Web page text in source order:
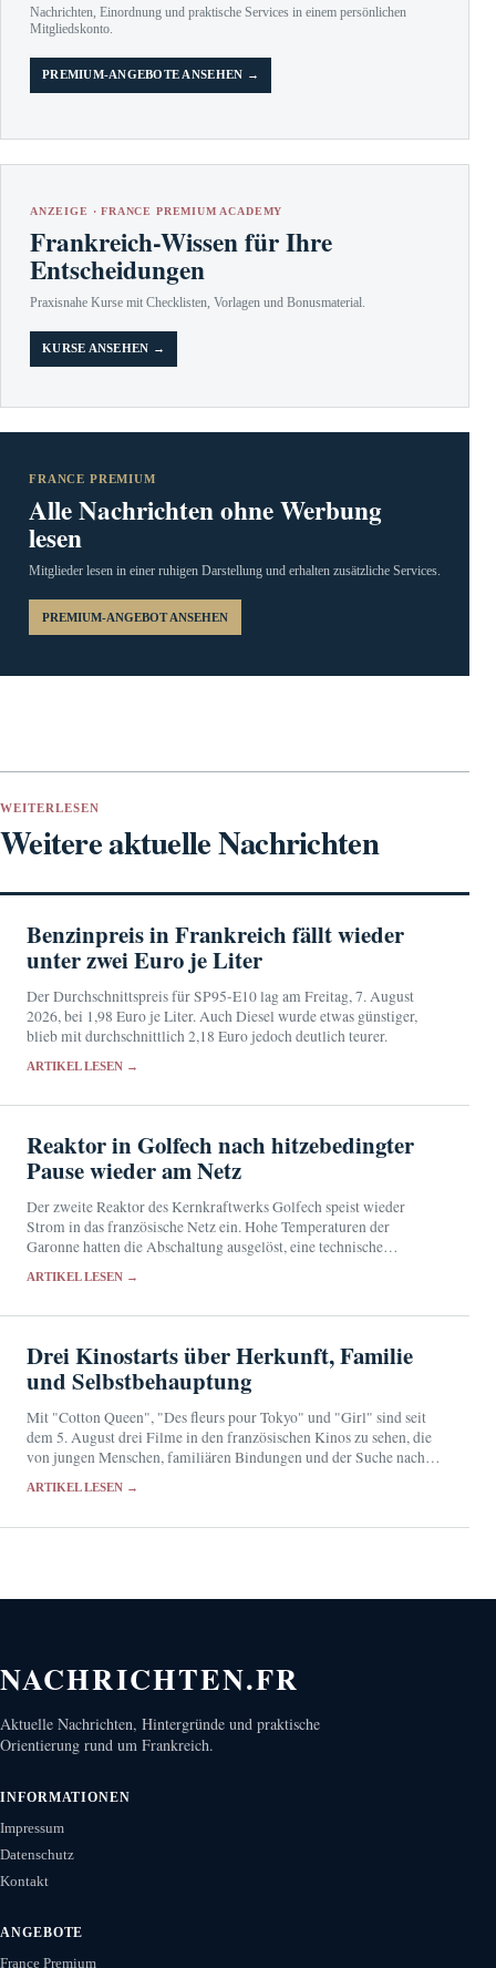
Nachrichten, Einordnung und praktische Services in einem persönlichen
Mitgliedskonto.
PREMIUM-ANGEBOTE ANSEHEN →
ANZEIGE · FRANCE PREMIUM ACADEMY
Frankreich-Wissen für Ihre
Entscheidungen
Praxisnahe Kurse mit Checklisten, Vorlagen und Bonusmaterial.
KURSE ANSEHEN →
FRANCE PREMIUM
Alle Nachrichten ohne Werbung
lesen
Mitglieder lesen in einer ruhigen Darstellung und erhalten zusätzliche Services.
PREMIUM-ANGEBOT ANSEHEN
WEITERLESEN
Weitere aktuelle Nachrichten
Benzinpreis in Frankreich fällt wieder
unter zwei Euro je Liter
Der Durchschnittspreis für SP95-E10 lag am Freitag, 7. August
2026, bei 1,98 Euro je Liter. Auch Diesel wurde etwas günstiger,
blieb mit durchschnittlich 2,18 Euro jedoch deutlich teurer.
ARTIKEL LESEN →
Reaktor in Golfech nach hitzebedingter
Pause wieder am Netz
Der zweite Reaktor des Kernkraftwerks Golfech speist wieder
Strom in das französische Netz ein. Hohe Temperaturen der
Garonne hatten die Abschaltung ausgelöst, eine technische
ARTIKEL LESEN →
Drei Kinostarts über Herkunft, Familie
und Selbstbehauptung
Mit "Cotton Queen", "Des fleurs pour Tokyo" und "Girl" sind seit
dem 5. August drei Filme in den französischen Kinos zu sehen, die
von jungen Menschen, familiären Bindungen und der Suche nach
ARTIKEL LESEN →
NACHRICHTEN.FR
Aktuelle Nachrichten, Hintergründe und praktische
Orientierung rund um Frankreich.
INFORMATIONEN
Impressum
Datenschutz
Kontakt
ANGEBOTE
France Premium